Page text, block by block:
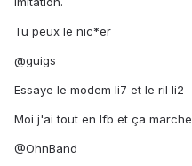
Tu peux le nic*er
@guigs
Essaye le modem li7 et le ril li2
Moi j'ai tout en lfb et ça marche
@OhnBand